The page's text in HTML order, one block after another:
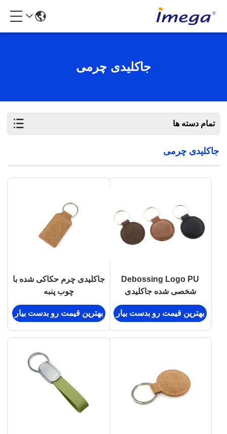
جاکلیدی چرمی
تمام دسته ها
جاکلیدی چرمی
Debossing Logo PU
شخصی شده جاکلیدی
چرمی گرد آلیاژ روی قهوه
ای
بهترین قیمت رو بدست بیار
جاکلیدی چرم حکاکی شده با
چوب پنبه
بهترین قیمت رو بدست بیار